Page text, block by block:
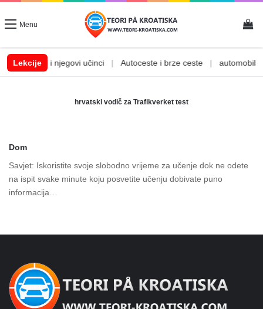
Menu
Lekcije
Alkohol i njegovi učinci Autoceste i brze ceste
hrvatski vodič za Trafikverket test
Dom
Savjet: Iskoristite svoje slobodno vrijeme za učenje dok ne odete
na ispit svake minute koju posvetite učenju dobivate puno
informacija…